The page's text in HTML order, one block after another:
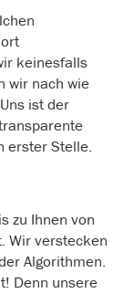
keinesfalls
wir nach wie
ist der
erster Stelle.
zu Ihnen von
Wir verstecken
Algorithmen.
Denn unsere